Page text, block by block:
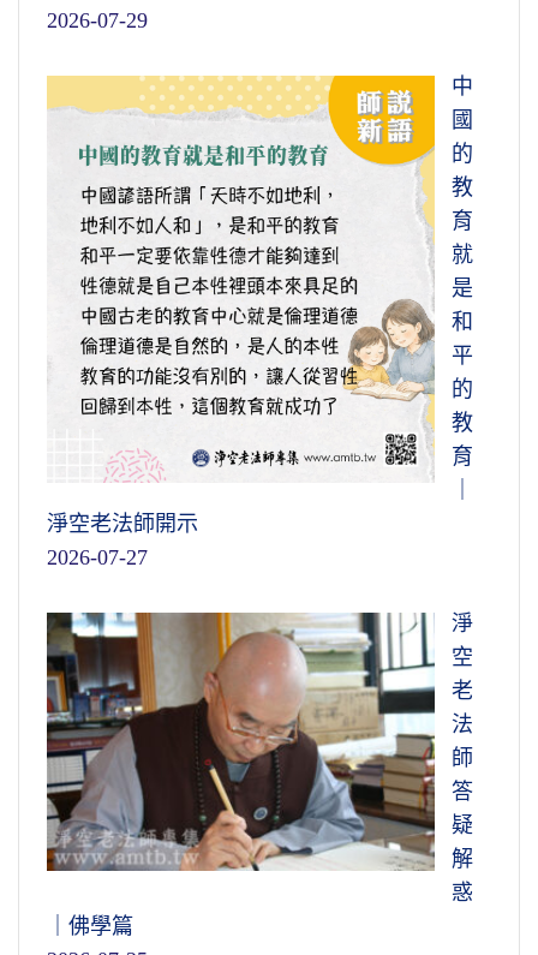
2026-07-29
中
國
的
教
育
就
是
和
平
的
教
育
淨空老法師開示
2026-07-27
淨
空
老
法
師
答
疑
解
惑
｜佛學篇